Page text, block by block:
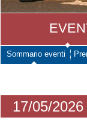
Sommario eventi
17/05/